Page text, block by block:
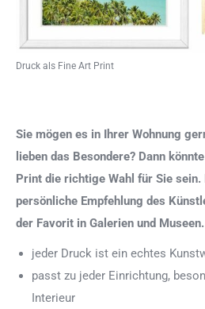
Druck als Fine Art Print
Sie mögen es in Ihrer Wohnung
lieben das Besondere? Dann
Print die richtige Wahl für Sie
persönliche Empfehlung des
der Favorit in Galerien und Museen.
jeder Druck ist ein echtes
passt zu jeder Einrichtung,
Interieur